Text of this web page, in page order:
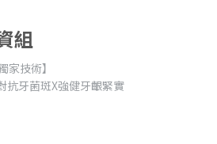
組
技術】
牙菌斑X強健牙齦緊實